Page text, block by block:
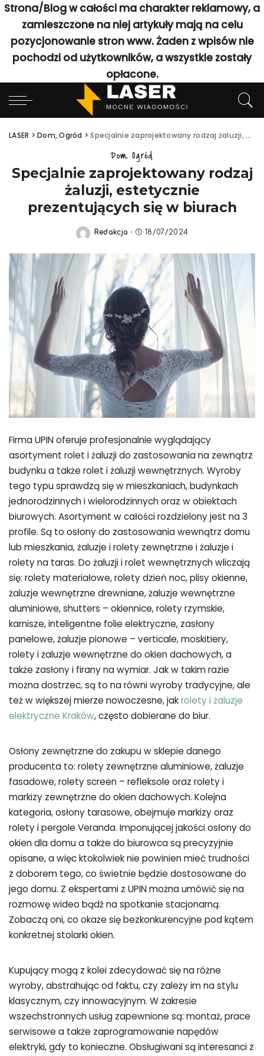
Strona/Blog w całości ma charakter reklamowy, a
zamieszczone na niej artykuły mają na celu
pozycjonowanie stron www. Żaden z wpisów nie
pochodzi od użytkowników, a wszystkie zostały
opłacone.
LASER >Dom, Ogród >Specjalnie zaprojektowany rodzaj żaluzji, estetycznie prezentujących się w biurach
Dom, Ogród
Specjalnie zaprojektowany rodzaj
żaluzji, estetycznie
prezentujących się w biurach
Posted
Redakcja 18/07/2024
Firma UPIN oferuje profesjonalnie wyglądający
asortyment rolet i żaluzji do zastosowania na zewnątrz
budynku a także rolet i żaluzji wewnętrznych. Wyroby
tego typu sprawdzą się w mieszkaniach, budynkach
jednorodzinnych i wielorodzinnych oraz w obiektach
biurowych. Asortyment w całości rozdzielony jest na 3
profile. Są to osłony do zastosowania wewnątrz domu
lub mieszkania, żaluzje i rolety zewnętrzne i żaluzje i
rolety na taras. Do żaluzji i rolet wewnętrznych wliczają
się: rolety materiałowe, rolety dzień noc, plisy okienne,
żaluzje wewnętrzne drewniane, żaluzje wewnętrzne
aluminiowe, shutters – okiennice, rolety rzymskie,
karnisze, inteligentne folie elektryczne, zasłony
panelowe, żaluzje pionowe – verticale, moskitiery,
rolety i żaluzje wewnętrzne do okien dachowych, a
także zasłony i firany na wymiar. Jak w takim razie
można dostrzec, są to na równi wyroby tradycyjne, ale
też w większej mierze nowoczesne, jakrolety i żaluzje
elektryczne Kraków, często dobierane do biur.
Osłony zewnętrzne do zakupu w sklepie danego
producenta to: rolety zewnętrzne aluminiowe, żaluzje
fasadowe, rolety screen – refleksole oraz rolety i
markizy zewnętrzne do okien dachowych. Kolejna
kategoria, osłony tarasowe, obejmuje markizy oraz
rolety i pergole Veranda. Imponującej jakości osłony do
okien dla domu a także do biurowca są precyzyjnie
opisane, a więc ktokolwiek nie powinien mieć trudności
z doborem tego, co świetnie będzie dostosowane do
jego domu. Z ekspertami z UPIN można umówić się na
rozmowę wideo bądź na spotkanie stacjonarną.
Zobaczą oni, co okaże się bezkonkurencyjne pod kątem
konkretnej stolarki okien.
Kupujący mogą z kolei zdecydować się na różne
wyroby, abstrahując od faktu, czy zależy im na stylu
klasycznym, czy innowacyjnym. W zakresie
wszechstronnych usług zapewnione są: montaż, prace
serwisowe a także zaprogramowanie napędów
elektryki, gdy to konieczne. Obsługiwani są interesanci z